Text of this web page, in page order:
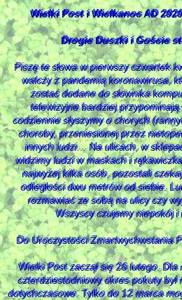
Wielki Post i Wielkanoc AD
Drogie Duszki i Goście
Piszę te słowa w pierwszy czwartek
walczy z pandemią koronawirusa,
zostać dodane do słownika
telewizyjne bardziej
codziennie słyszymy o chorych
choroby, przeniesionej przez
innych ludzi… Na ulicach, w
widzimy ludzi w maskach i
najwyżej kilka osób, pozostali
odległości dwu metrów od siebie.
rozmawiać ze sobą na ulicy czy
Wszyscy czujemy niepokój i
Do Uroczystości Zmartwychwstania
Wielki Post zaczął się 26 lutego.
czterdziestodniowy okres pokuty był
dotychczasowe. Tylko do 12 marca